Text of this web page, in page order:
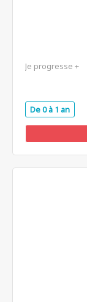
Je progresse +
De 0 à 1 an